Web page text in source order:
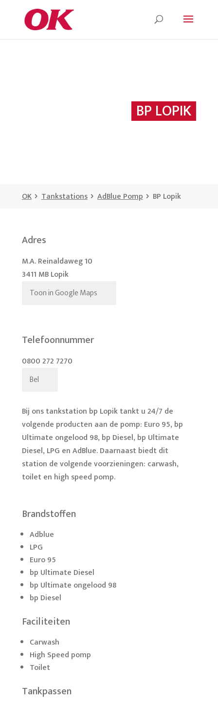
BP LOPIK
OK Tankstations AdBlue Pomp BP Lopik
Adres
M.A. Reinaldaweg 10
3411 MB Lopik
Toon in Google Maps
Telefoonnummer
0800 272 7270
Bel
Bij ons tankstation bp Lopik tankt u 24/7 de
volgende producten aan de pomp: Euro 95, bp
Ultimate ongelood 98, bp Diesel, bp Ultimate
Diesel, LPG en AdBlue. Daarnaast biedt dit
station de volgende voorzieningen: carwash,
toilet en high speed pomp.
Brandstoffen
Adblue
LPG
Euro 95
bp Ultimate Diesel
bp Ultimate ongelood 98
bp Diesel
Faciliteiten
Carwash
High Speed pomp
Toilet
Tankpassen